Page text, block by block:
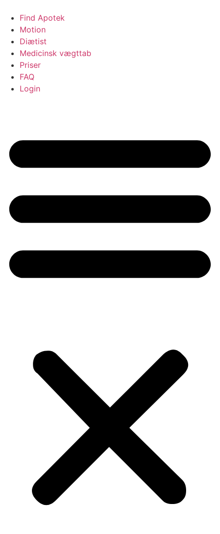
indhold
Find Apotek
Motion
Diætist
Medicinsk vægttab
Priser
FAQ
Login